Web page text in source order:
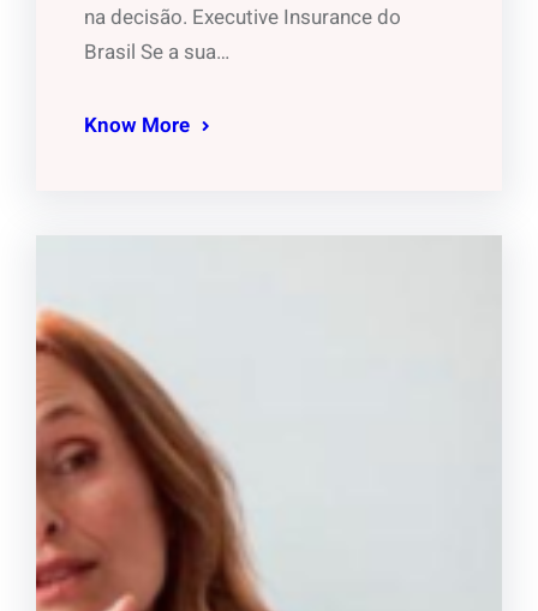
na decisão. Executive Insurance do
Brasil Se a sua…
Know More